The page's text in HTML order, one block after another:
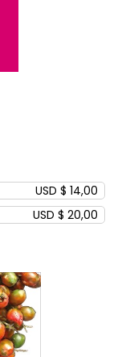
USD $ 14,00
USD $ 20,00